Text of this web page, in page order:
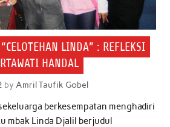
LINDA” : REFLEKSI
HANDAL
by Amril Taufik Gobel
berkesempatan menghadiri
mbak Linda Djalil berjudul